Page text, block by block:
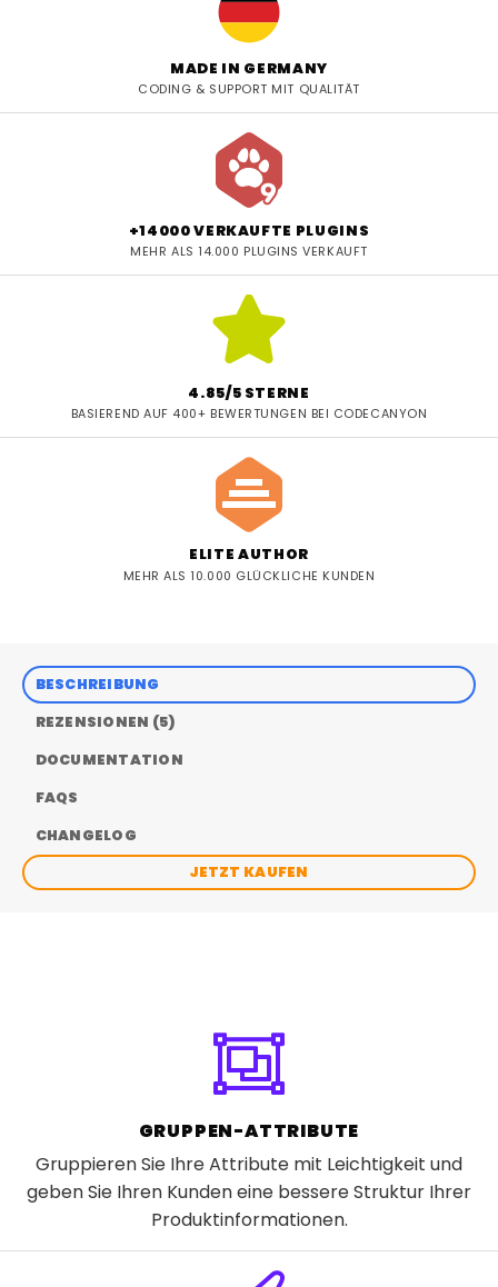
MADE IN GERMANY
CODING & SUPPORT MIT QUALITÄT
+14000 VERKAUFTE PLUGINS
MEHR ALS 14.000 PLUGINS VERKAUFT
4.85/5 STERNE
BASIEREND AUF 400+ BEWERTUNGEN BEI CODECANYON
ELITE AUTHOR
MEHR ALS 10.000 GLÜCKLICHE KUNDEN
BESCHREIBUNG
REZENSIONEN (5)
DOCUMENTATION
FAQS
CHANGELOG
JETZT KAUFEN
GRUPPEN-ATTRIBUTE
Gruppieren Sie Ihre Attribute mit Leichtigkeit und
geben Sie Ihren Kunden eine bessere Struktur Ihrer
Produktinformationen.